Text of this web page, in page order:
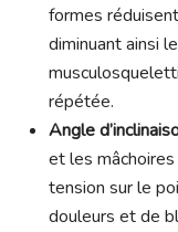
formes
diminuant ainsi
répétée.
Angle
et les
tension sur le
douleurs et de